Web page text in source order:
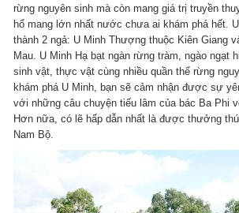
rừng nguyên sinh mà còn mang giá trị truyền
hổ mang lớn nhất nước chưa ai khám phá hết.
thành 2 ngả: U Minh Thượng thuộc Kiên Giang
Mau. U Minh Hạ bạt ngàn rừng tràm, ngào ngạt
sinh vật, thực vật cùng nhiều quần thể rừng
khám phá U Minh, bạn sẽ cảm nhận được sự
với những câu chuyện tiếu lâm của bác Ba Phi
Hơn nữa, có lẽ hấp dẫn nhất là được thưởng
Nam Bộ.